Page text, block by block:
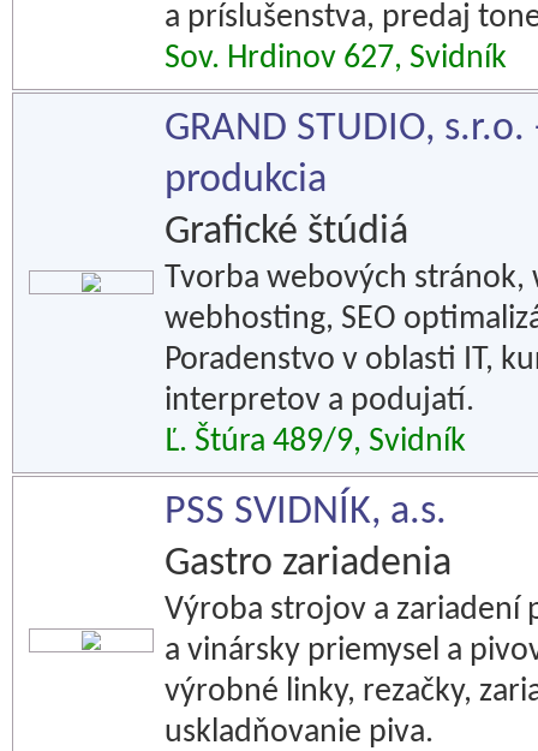
a príslušenstva, predaj
Sov. Hrdinov 627, Svidník
GRAND STUDIO,
produkcia
Grafické štúdiá
Tvorba webových
webhosting, SEO
Poradenstvo v oblasti IT,
interpretov a podujatí.
Ľ. Štúra 489/9, Svidník
PSS SVIDNÍK, a.s.
Gastro zariadenia
Výroba strojov a zariadení
a vinársky priemysel a
výrobné linky, rezačky,
uskladňovanie piva.